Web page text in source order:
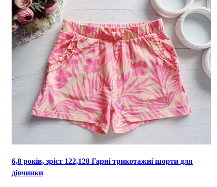
6,8 років, зріст 122,128 Гарні трикотажні шорти для
дівчинки